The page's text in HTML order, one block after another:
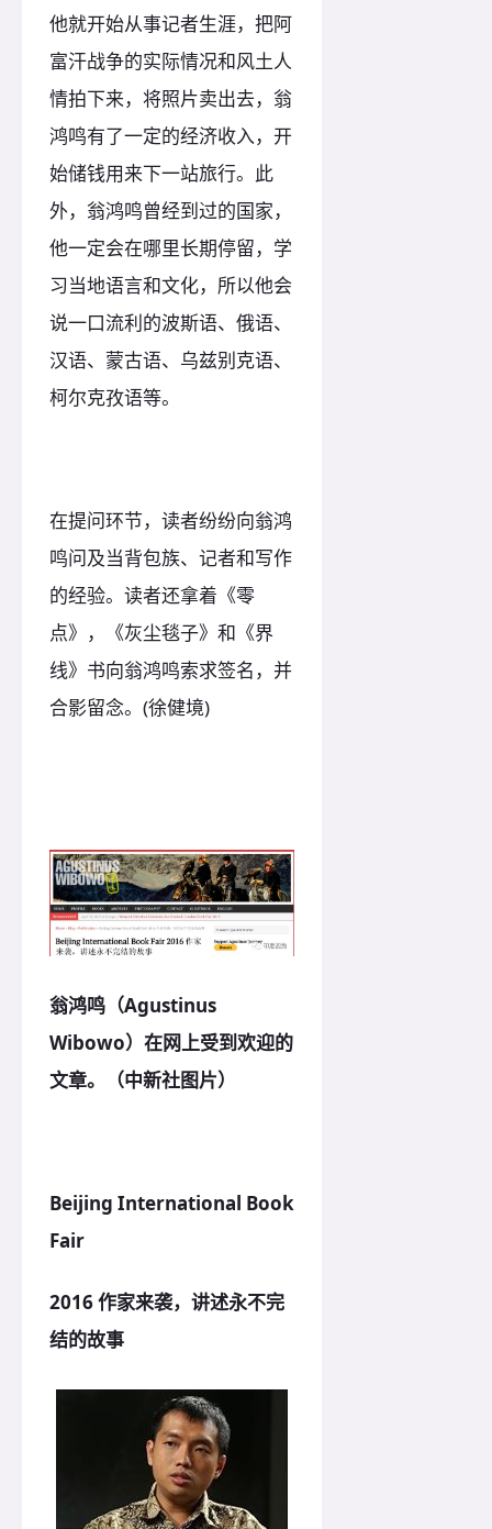
他就开始从事记者生涯，把阿
富汗战争的实际情况和风土人
情拍下来，将照片卖出去，翁
鸿鸣有了一定的经济收入，开
始储钱用来下一站旅行。此
外，翁鸿鸣曾经到过的国家，
他一定会在哪里长期停留，学
习当地语言和文化，所以他会
说一口流利的波斯语、俄语、
汉语、蒙古语、乌兹别克语、
柯尔克孜语等。
在提问环节，读者纷纷向翁鸿
鸣问及当背包族、记者和写作
的经验。读者还拿着《零
点》，《灰尘毯子》和《界
线》书向翁鸿鸣索求签名，并
合影留念。(徐健境)
翁鸿鸣（Agustinus
Wibowo）在网上受到欢迎的
文章。（中新社图片）
Beijing International Book
Fair
2016 作家来袭，讲述永不完
结的故事